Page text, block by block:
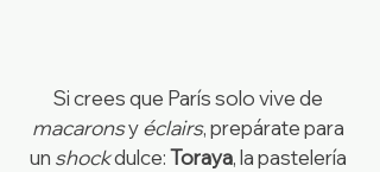
Si crees que París solo vive de
macarons y éclairs, prepárate para
un shock dulce: Toraya, la pastelería